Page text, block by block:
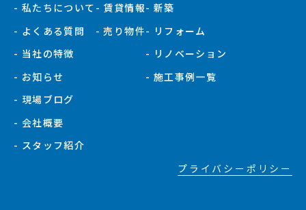
- 私たちについて
- よくある質問
- 当社の特徴
- お知らせ
- 現場ブログ
- 会社概要
- スタッフ紹介
- 賃貸情報
- 売り物件
- 新築
- リフォーム
- リノベーション
- 施工事例一覧
プライバシーポリシー